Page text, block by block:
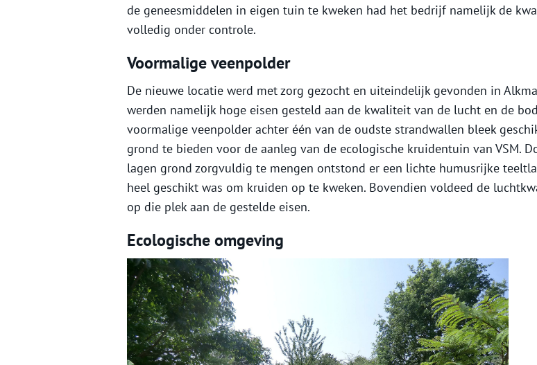
de geneesmiddelen in eigen tuin te kweken had het bedrijf namelijk de
volledig onder controle.
Voormalige veenpolder
De nieuwe locatie werd met zorg gezocht en uiteindelijk gevonden in
werden namelijk hoge eisen gesteld aan de kwaliteit van de lucht en de
voormalige veenpolder achter één van de oudste strandwallen bleek
grond te bieden voor de aanleg van de ecologische kruidentuin van VSM.
lagen grond zorgvuldig te mengen ontstond er een lichte humusrijke
heel geschikt was om kruiden op te kweken. Bovendien voldeed de
op die plek aan de gestelde eisen.
Ecologische omgeving